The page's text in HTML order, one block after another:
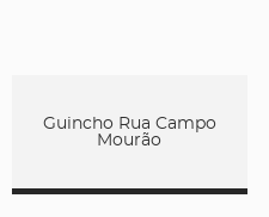
Guincho Rua Campo
Mourão